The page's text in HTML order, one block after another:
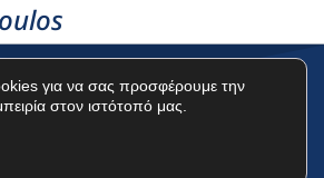
Προστασίας Δεδομένων
για να σας προσφέρουμε την
στον ιστότοπό μας.